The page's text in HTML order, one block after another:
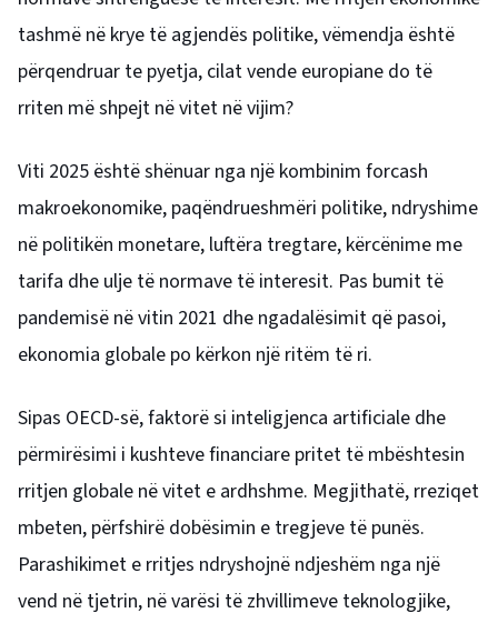
tashmë në krye të agjendës politike, vëmendja është
përqendruar te pyetja, cilat vende europiane do të
rriten më shpejt në vitet në vijim?
Viti 2025 është shënuar nga një kombinim forcash
makroekonomike, paqëndrueshmëri politike, ndryshime
në politikën monetare, luftëra tregtare, kërcënime me
tarifa dhe ulje të normave të interesit. Pas bumit të
pandemisë në vitin 2021 dhe ngadalësimit që pasoi,
ekonomia globale po kërkon një ritëm të ri.
Sipas OECD-së, faktorë si inteligjenca artificiale dhe
përmirësimi i kushteve financiare pritet të mbështesin
rritjen globale në vitet e ardhshme. Megjithatë, rreziqet
mbeten, përfshirë dobësimin e tregjeve të punës.
Parashikimet e rritjes ndryshojnë ndjeshëm nga një
vend në tjetrin, në varësi të zhvillimeve teknologjike,